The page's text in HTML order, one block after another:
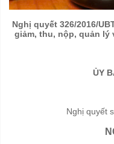
Nghị quyết 326/2016/
giảm, thu, nộp, quản lý
ỦY
Nghị quyết